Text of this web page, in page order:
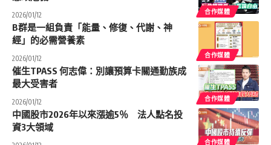
合作媒體
2026/01/12
合作媒體
B群是一組負責「能量、修復、代謝、神
經」的必需營養素
2026/01/12
合作媒體
催生TPASS 何志偉：別讓預算卡關通勤族成
最大受害者
2026/01/12
合作媒體
中國股市2026年以來漲逾5％ 法人點名投
資3大領域